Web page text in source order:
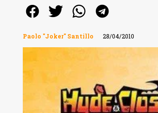
Paolo "Joker" Santillo 28/04/2010